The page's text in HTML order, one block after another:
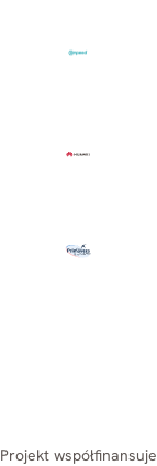
Projekt współfinansuje